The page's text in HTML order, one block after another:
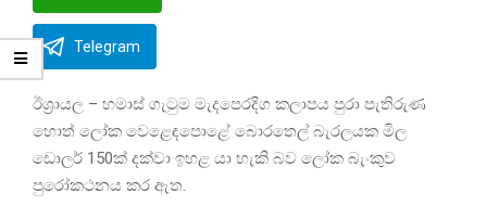
Telegram
ඊශ්‍රායල – හමාස් ගැටුම මැදපෙරදිග කලාපය පුරා පැතිරුණ
හොත් ලෝක වෙළෙඳපොළේ බොරතෙල් බැරලයක මිල
ඩොලර් 150ක් දක්වා ඉහළ යා හැකි බව ලෝක බැංකුව
පුරෝකථනය කර ඇත.